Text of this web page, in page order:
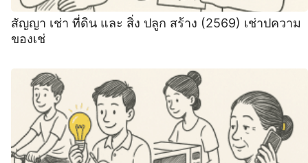
สัญญา เช่า ที่ดิน และ สิ่ง ปลูก สร้าง (2569) เช่าปความ
ของเช่